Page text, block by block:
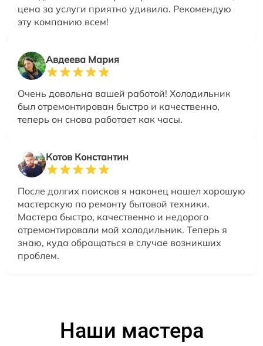
цена за услуги приятно удивила. Рекомендую
эту компанию всем!
Авдеева Мария
Очень довольна вашей работой! Холодильник
был отремонтирован быстро и качественно,
теперь он снова работает как часы.
Котов Константин
После долгих поисков я наконец нашел хорошую
мастерскую по ремонту бытовой техники.
Мастера быстро, качественно и недорого
отремонтировали мой холодильник. Теперь я
знаю, куда обращаться в случае возникших
проблем.
Наши мастера